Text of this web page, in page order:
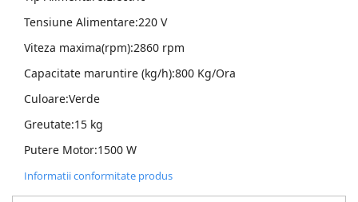
Tensiune Alimentare:220 V
Viteza maxima(rpm):2860 rpm
Capacitate maruntire (kg/h):800 Kg/Ora
Culoare:Verde
Greutate:15 kg
Putere Motor:1500 W
Informatii conformitate produs